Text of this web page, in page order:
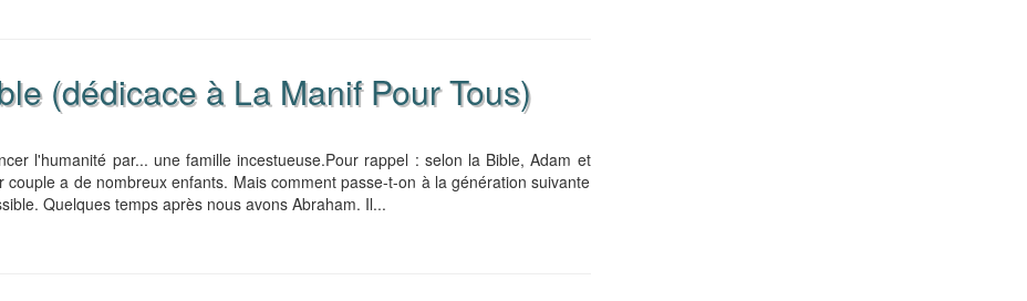
(dédicace à La Manif Pour Tous)
l'humanité par... une famille incestueuse.Pour rappel : selon la Bible, Adam et
a de nombreux enfants. Mais comment passe-t-on à la génération suivante
Quelques temps après nous avons Abraham. Il...